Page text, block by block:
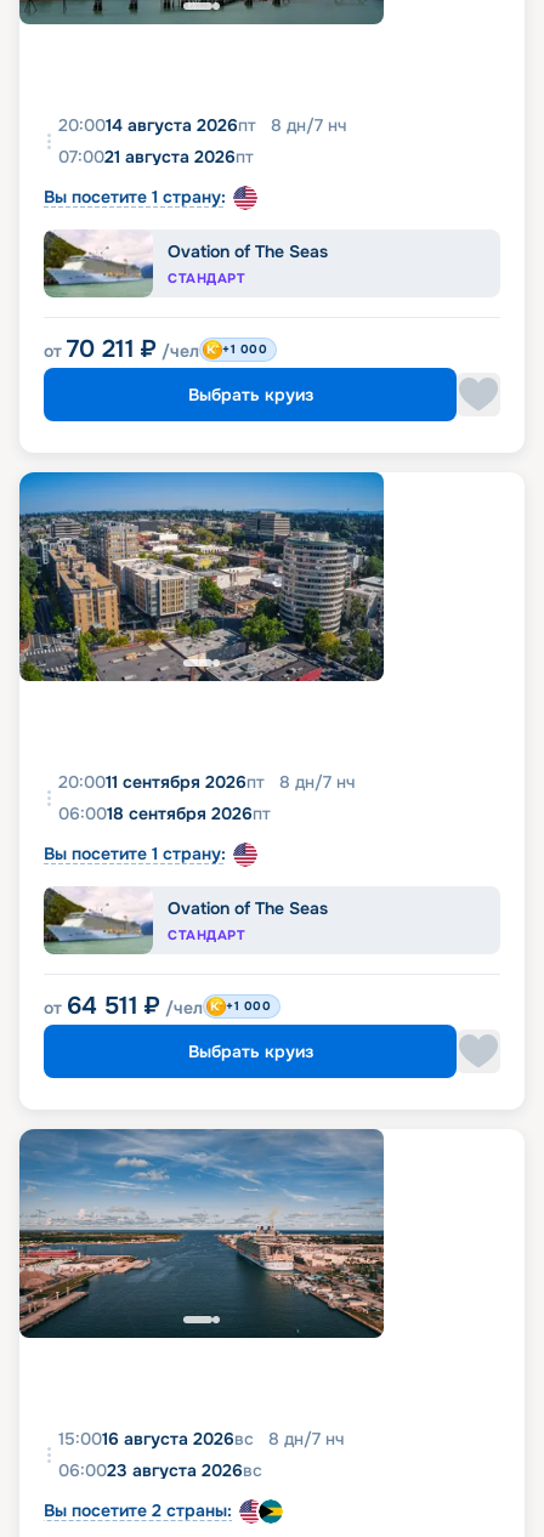
20:0014 августа 2026пт 8 дн/7 нч
07:0021 августа 2026пт
Вы посетите 1 страну:
Ovation of The Seas
СТАНДАРТ
от 70 211 ₽ /чел +1 000
Выбрать круиз
20:0011 сентября 2026пт 8 дн/7 нч
06:0018 сентября 2026пт
Вы посетите 1 страну:
Ovation of The Seas
СТАНДАРТ
от 64 511 ₽ /чел +1 000
Выбрать круиз
15:0016 августа 2026вс 8 дн/7 нч
06:0023 августа 2026вс
Вы посетите 2 страны: